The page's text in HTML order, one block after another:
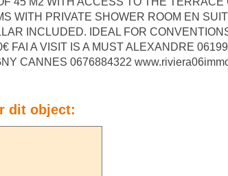
WITH PRIVATE SHOWER ROOM EN
INCLUDED. IDEAL FOR
A VISIT IS A MUST ALEXANDRE
CANNES 0676884322
dit object: